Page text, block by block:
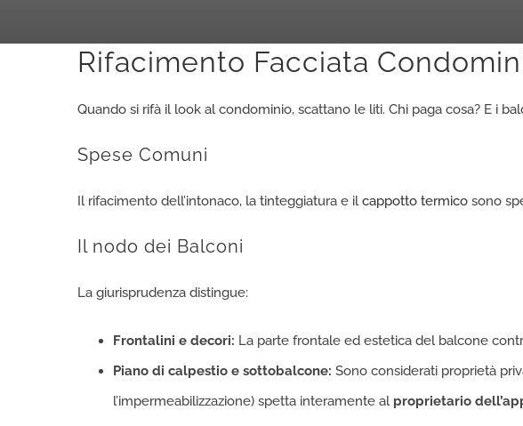
Rifacimento Facciata
Quando si rifà il look al condominio, scattano le liti. Chi paga cosa? E i
Spese Comuni
Il rifacimento dell’intonaco, la tinteggiatura e ilcappotto termico sono
Il nodo dei Balconi
La giurisprudenza distingue:
Frontalini e decori: La parte frontale ed estetica del balcone
Piano di calpestio e sottobalcone: Sono considerati proprietà
l’impermeabilizzazione) spetta interamente al proprietario